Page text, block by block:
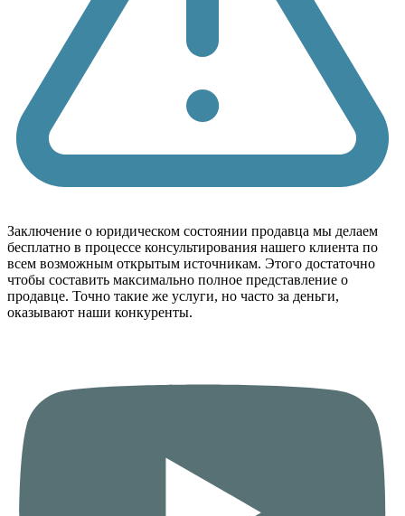
Заключение о юридическом состоянии продавца мы делаем
бесплатно в процессе консультирования нашего клиента по
всем возможным открытым источникам. Этого достаточно
чтобы составить максимально полное представление о
продавце. Точно такие же услуги, но часто за деньги,
оказывают наши конкуренты.